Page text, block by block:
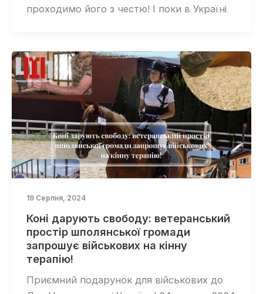
проходимо його з честю! І поки в Україні
19 Серпня, 2024
Коні дарують свободу: ветеранський
простір шполянської громади
запрошує військових на кінну
терапію!
Приємний подарунок для військових до